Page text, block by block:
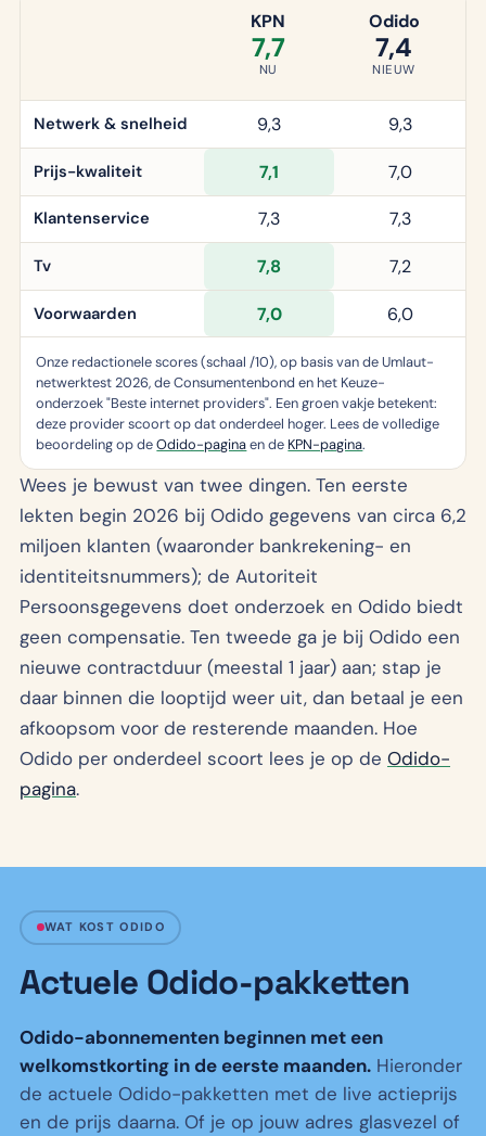
KPN
7,7
NU
Odido
7,4
NIEUW
Netwerk & snelheid 9,3 9,3
Prijs-kwaliteit 7,1 7,0
Klantenservice 7,3 7,3
Tv 7,8 7,2
Voorwaarden 7,0 6,0
Onze redactionele scores (schaal /10), op basis van de Umlaut-
netwerktest 2026, de Consumentenbond en het Keuze-
onderzoek "Beste internet providers". Een groen vakje betekent:
deze provider scoort op dat onderdeel hoger. Lees de volledige
beoordeling op deOdido-paginaen de KPN-pagina.
Wees je bewust van twee dingen. Ten eerste
lekten begin 2026 bij Odido gegevens van circa 6,2
miljoen klanten (waaronder bankrekening- en
identiteitsnummers); de Autoriteit
Persoonsgegevens doet onderzoek en Odido biedt
geen compensatie. Ten tweede ga je bij Odido een
nieuwe contractduur (meestal 1 jaar) aan; stap je
daar binnen die looptijd weer uit, dan betaal je een
afkoopsom voor de resterende maanden. Hoe
Odido per onderdeel scoort lees je op de Odido-
pagina.
WAT KOST ODIDO
Actuele Odido-pakketten
Odido-abonnementen beginnen met een
welkomstkorting in de eerste maanden. Hieronder
de actuele Odido-pakketten met de live actieprijs
en de prijs daarna. Of je op jouw adres glasvezel of